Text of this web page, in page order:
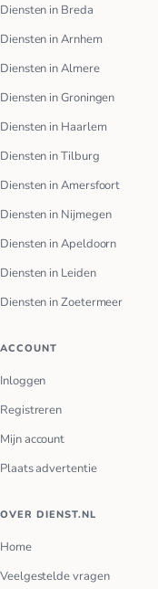
Diensten in Breda
Diensten in Arnhem
Diensten in Almere
Diensten in Groningen
Diensten in Haarlem
Diensten in Tilburg
Diensten in Amersfoort
Diensten in Nijmegen
Diensten in Apeldoorn
Diensten in Leiden
Diensten in Zoetermeer
ACCOUNT
Inloggen
Registreren
Mijn account
Plaats advertentie
OVER DIENST.NL
Home
Veelgestelde vragen